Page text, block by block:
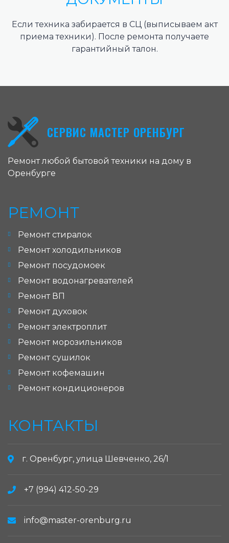
Если техника забирается в СЦ (выписываем акт
приема техники). После ремонта получаете
гарантийный талон.
СЕРВИС МАСТЕР ОРЕНБУРГ
Ремонт любой бытовой техники на дому в
Оренбурге
РЕМОНТ
Ремонт стиралок
Ремонт холодильников
Ремонт посудомоек
Ремонт водонагревателей
Ремонт ВП
Ремонт духовок
Ремонт электроплит
Ремонт морозильников
Ремонт сушилок
Ремонт кофемашин
Ремонт кондиционеров
КОНТАКТЫ
г. Оренбург, улица Шевченко, 26/1
+7 (994) 412-50-29
info@master-orenburg.ru